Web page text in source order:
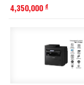
4,350,000 đ